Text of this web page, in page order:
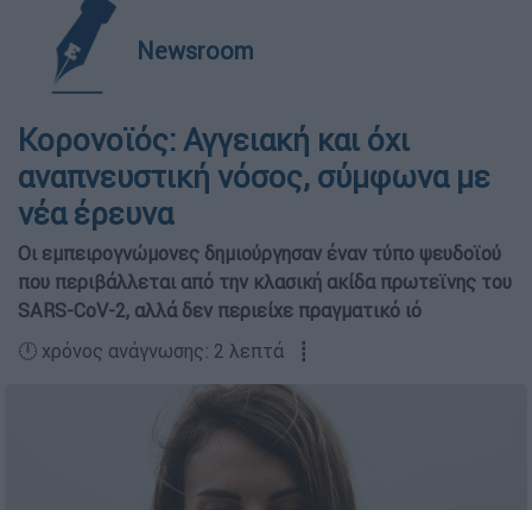
Newsroom
Κορονοϊός: Αγγειακή και όχι
αναπνευστική νόσος, σύμφωνα με
νέα έρευνα
Oι εμπειρογνώμονες δημιούργησαν έναν τύπο ψευδοϊού
που περιβάλλεται από την κλασική ακίδα πρωτεϊνης του
SARS-CoV-2, αλλά δεν περιείχε πραγματικό ιό
🕛 χρόνος ανάγνωσης: 2 λεπτά ┋